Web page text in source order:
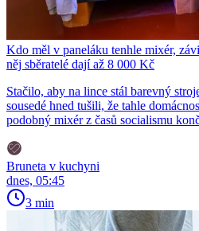
Kdo měl v paneláku tenhle mixér,
něj sběratelé dají až 8 000 Kč
Stačilo, aby na lince stál barevný
sousedé hned tušili, že tahle
podobný mixér z časů socialismu
Bruneta v kuchyni
dnes, 05:45
3 min